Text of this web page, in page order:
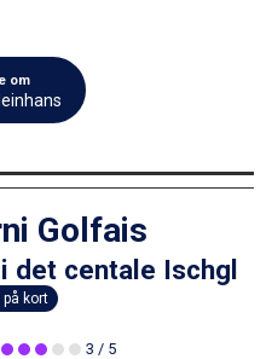
om
Golfais
det centale Ischgl
på kort
3 / 5